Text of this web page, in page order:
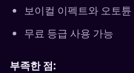
보이컬 이펙트와 오토튠
무료 등급 사용 가능
부족한 점: